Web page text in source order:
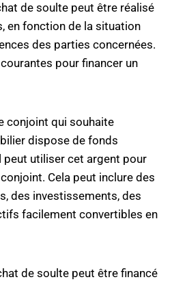
de soulte peut être réalisé
en fonction de la situation
des parties concernées.
pour financer un
conjoint qui souhaite
dispose de fonds
peut utiliser cet argent pour
Cela peut inclure des
des investissements, des
facilement convertibles en
de soulte peut être financé